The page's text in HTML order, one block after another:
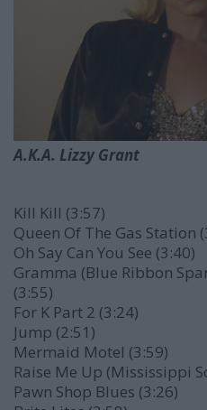
A.K.A. Lizzy Grant
Kill Kill (3:57)
Queen Of The Gas Station
Oh Say Can You See (3:40)
Gramma (Blue Ribbon
(3:55)
For K Part 2 (3:24)
Jump (2:51)
Mermaid Motel (3:59)
Raise Me Up (Mississippi
Pawn Shop Blues (3:26)